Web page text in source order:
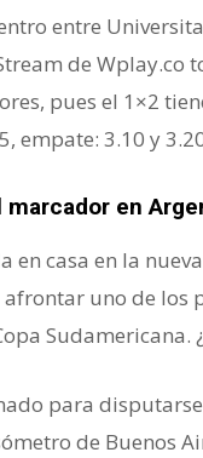
entre
de Wplay.co
pues el 1×2
empate: 3.10 y
en
en casa en la
uno de
Sudamericana.
para
de Buenos